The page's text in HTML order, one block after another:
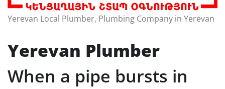
Yerevan Local Plumber, Plumbing Company in Yerevan
Yerevan Plumber
When a pipe bursts in